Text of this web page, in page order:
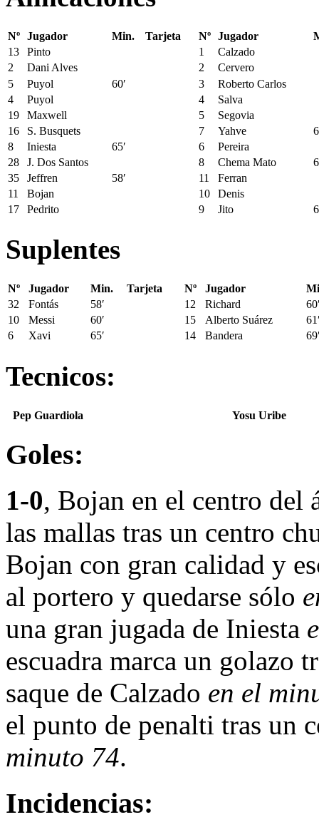
Nº Jugador Min. Tarjeta Nº Jugador
13
Pinto 1
Calzado
2
Dani Alves 2
Cervero
5
Puyol 60′ 3
Roberto Carlos
4
Puyol 4
Salva
19
Maxwell 5
Segovia
16
S. Busquets 7 Yahve
8
Iniesta 65′ 6
Pereira
28
J. Dos Santos 8 Chema Mato
35
Jeffren 58′ 11
Ferran
11
Bojan 10
Denis
17
Pedrito 9 Jito
Suplentes
Nº Jugador Min. Tarjeta Nº Jugador
32
Fontás 58′ 12 Richard
10
Messi 60′ 15 Alberto Suárez
6
Xavi 65′ 14 Bandera
Tecnicos:
Pep Guardiola Yosu Uribe
Goles:
1-0, Bojan en el centro del
las mallas tras un centro
Bojan con gran calidad y
al portero y quedarse sólo
una gran jugada de Iniesta
escuadra marca un golazo
saque de Calzado en el
el punto de penalti tras un
minuto 74.
Incidencias: